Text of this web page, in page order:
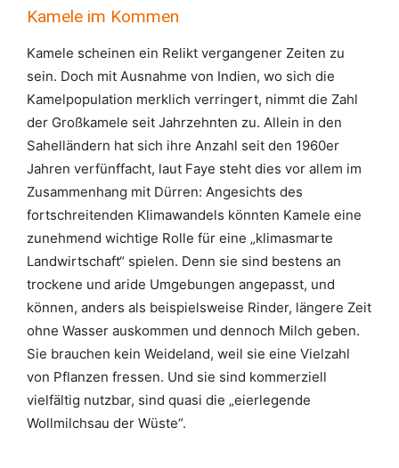
Kamele im Kommen
Kamele scheinen ein Relikt vergangener Zeiten zu
sein. Doch mit Ausnahme von Indien, wo sich die
Kamelpopulation merklich verringert, nimmt die Zahl
der Großkamele seit Jahrzehnten zu. Allein in den
Sahelländern hat sich ihre Anzahl seit den 1960er
Jahren verfünffacht, laut Faye steht dies vor allem im
Zusammenhang mit Dürren: Angesichts des
fortschreitenden Klimawandels könnten Kamele eine
zunehmend wichtige Rolle für eine „klimasmarte
Landwirtschaft“ spielen. Denn sie sind bestens an
trockene und aride Umgebungen angepasst, und
können, anders als beispielsweise Rinder, längere Zeit
ohne Wasser auskommen und dennoch Milch geben.
Sie brauchen kein Weideland, weil sie eine Vielzahl
von Pflanzen fressen. Und sie sind kommerziell
vielfältig nutzbar, sind quasi die „eierlegende
Wollmilchsau der Wüste“.